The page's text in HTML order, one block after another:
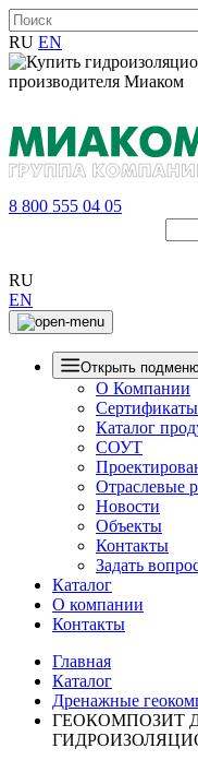
RU EN
8 800 555 04 05
RU
EN
Открыть
О Компании
Сертификаты
Каталог
СОУТ
Отраслевые
Новости
Объекты
Контакты
Задать
Каталог
О компании
Контакты
Главная
Каталог
Дренажные
ГЕОКОМПОЗИТ